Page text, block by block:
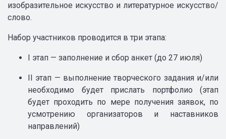
изобразительное искусство и литературное искусство/
слово.
Набор участников проводится в три этапа:
I этап — заполнение и сбор анкет (до 27 июля)
II этап — выполнение творческого задания и/или
необходимо будет прислать портфолио (этап
будет проходить по мере получения заявок, по
усмотрению организаторов и наставников
направлений)